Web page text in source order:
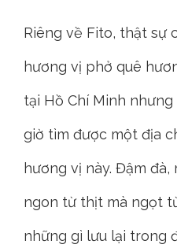
Riêng về Fito, thật sự
hương vị phở quê
tại Hồ Chí Minh
giờ tìm được một địa
hương vị này. Đậm
ngon từ thịt mà ngọt
những gì lưu lại trong